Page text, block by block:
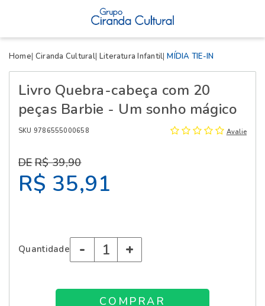
Home Ciranda Cultural Literatura Infantil MÍDIA TIE-IN
Livro Quebra-cabeça com 20
peças Barbie - Um sonho mágico
SKU 9786555000658 Avalie
R$ 39,90
R$ 35,91
Quantidade - +